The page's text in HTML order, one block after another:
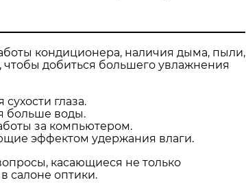
кондиционера, наличия дыма, пыли,
добиться большего увлажнения
глаза.
больше воды.
за компьютером.
эффектом удержания влаги.
касающиеся не только
салоне оптики.